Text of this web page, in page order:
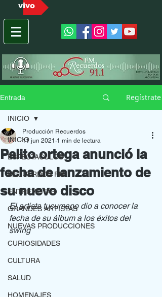
vivo
Entrada Regístrate
INICIO
ESPECTACULOS
RECUERDOS FM
ENTREVISTAS
GRANDES ARTISTAS
NUEVAS PRODUCCIONES
CURIOSIDADES
CULTURA
SALUD
HOMENAJES
INICIO
Palito ortega anunció la
fecha de lanzamiento de
su nuevo disco
Producción Recuerdos
11 jun 2021 1 min de lectura
El artista tucumano dio a conocer la
fecha de su álbum a los éxitos del
swing